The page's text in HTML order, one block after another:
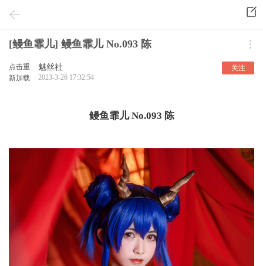
[鳗鱼霏儿] 鳗鱼霏儿 No.093 陈
点击重
新加载
魅丝社
2023-3-26 17:32:54
关注
鳗鱼霏儿 No.093 陈